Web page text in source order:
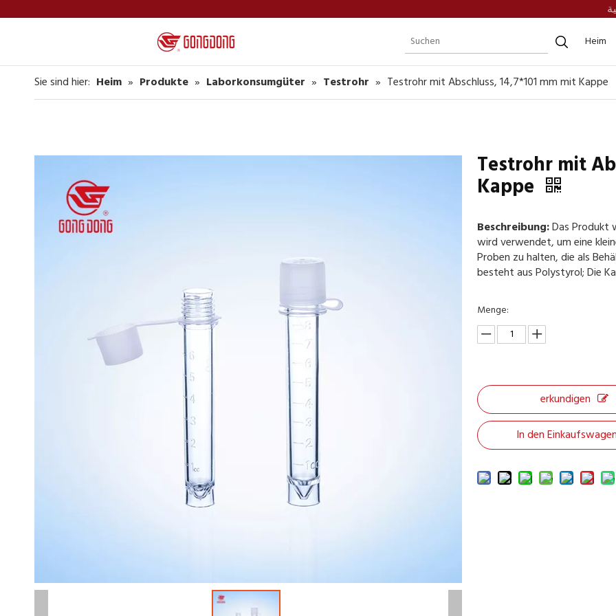
Heim
Sie sind hier: Heim » Produkte » Laborkonsumgüter » Testrohr » Testrohr mit Abschluss, 14,7*101 mm mit Kappe
Testrohr mit
Kappe
Beschreibung:Das Produkt
wird verwendet, um eine
Proben zu halten, die als
besteht aus Polystyrol; Die
Menge:
erkundigen
In den